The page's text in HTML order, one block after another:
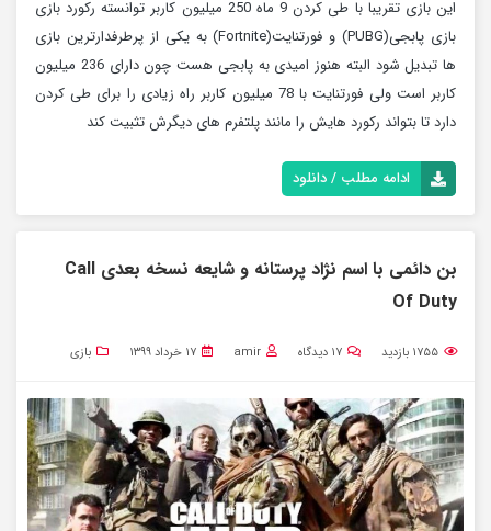
این بازی تقریبا با طی کردن 9 ماه 250 میلیون کاربر توانسته رکورد بازی
بازی پابجی(PUBG) و فورتنایت(Fortnite) به یکی از پرطرفدارترین بازی
ها تبدیل شود البته هنوز امیدی به پابجی هست چون دارای 236 میلیون
کاربر است ولی فورتنایت با 78 میلیون کاربر راه زیادی را برای طی کردن
دارد تا بتواند رکورد هایش را مانند پلتفرم های دیگرش تثبیت کند
ادامه مطلب / دانلود
بن دائمی با اسم نژاد پرستانه و شایعه نسخه بعدی Call
Of Duty
۱۷۵۵ بازدید ۱۷ دیدگاه amir ۱۷ خرداد ۱۳۹۹ بازی